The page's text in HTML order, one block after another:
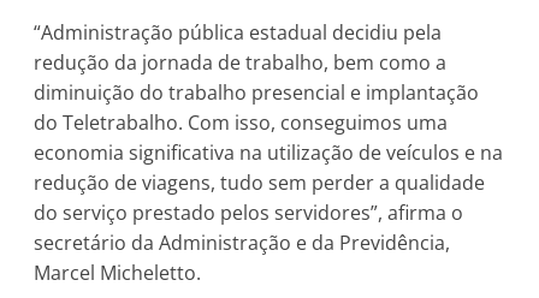
“Administração pública estadual decidiu pela
redução da jornada de trabalho, bem como a
diminuição do trabalho presencial e implantação
do Teletrabalho. Com isso, conseguimos uma
economia significativa na utilização de veículos e na
redução de viagens, tudo sem perder a qualidade
do serviço prestado pelos servidores”, afirma o
secretário da Administração e da Previdência,
Marcel Micheletto.